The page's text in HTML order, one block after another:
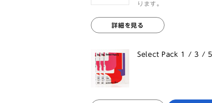
ります。
詳細を見る
Select Pack 1 / 3 / 5